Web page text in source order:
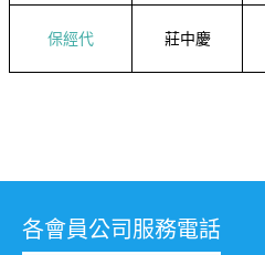
保經代 莊中慶
各會員公司服務電話